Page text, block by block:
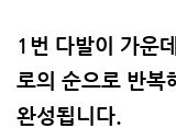
1번 다발이 가운
로의 순으로 반복
완성됩니다.